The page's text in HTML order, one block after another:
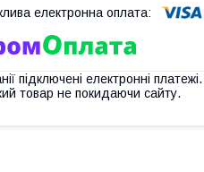
підключені електронні
товар не покидаючи сайту.